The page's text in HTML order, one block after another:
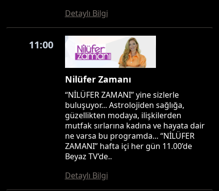
Detaylı Bilgi
11:00
Nilüfer Zamanı
“NİLÜFER ZAMANI” yine sizlerle
buluşuyor... Astrolojiden sağlığa,
güzellikten modaya, ilişkilerden
mutfak sırlarına kadına ve hayata dair
ne varsa bu programda... “NİLÜFER
ZAMANI” hafta içi her gün 11.00’de
Beyaz TV’de..
Detaylı Bilgi